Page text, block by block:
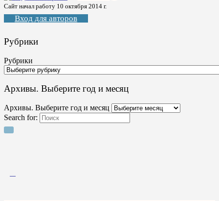
Сайт начал работу 10 октября 2014 г.
Вход для авторов
Рубрики
Рубрики
Архивы. Выберите год и месяц
Архивы. Выберите год и месяц
Search for: